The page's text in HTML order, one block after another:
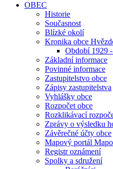
OBEC
Historie
Současnost
Blízké okolí
Kronika obce
Období 1929
Základní informace
Povinné informace
Zastupitelstvo obce
Zápisy zastupitelstva
Vyhlášky obce
Rozpočet obce
Rozklikávací
Zprávy o výsledku
Závěrečné účty obce
Mapový portál
Registr oznámení
Spolky a sdružení